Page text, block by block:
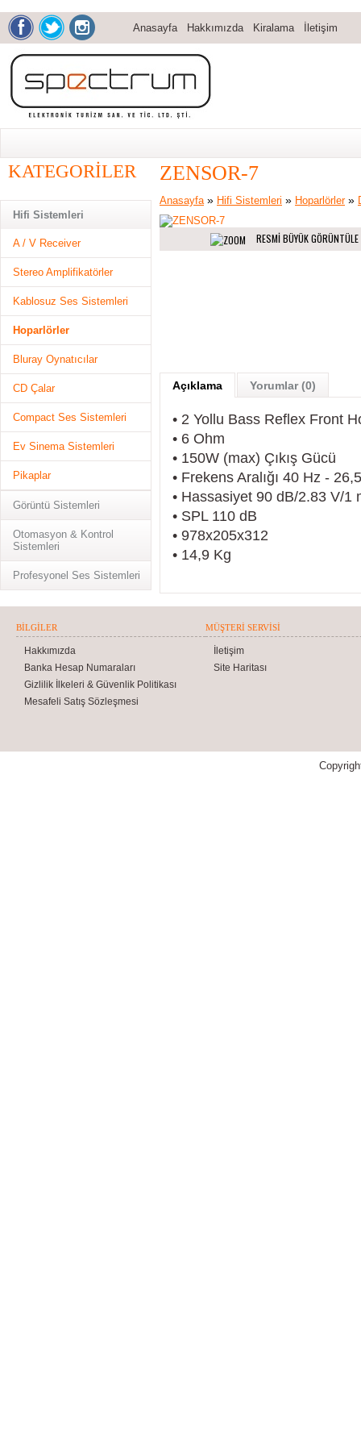
Anasayfa Hakkımızda Kiralama İletişim
KATEGORILER
Hifi Sistemleri
A / V Receiver
Stereo Amplifikatörler
Kablosuz Ses Sistemleri
Hoparlörler
Bluray Oynatıcılar
CD Çalar
Compact Ses Sistemleri
Ev Sinema Sistemleri
Pikaplar
Görüntü Sistemleri
Otomasyon & Kontrol
Sistemleri
Profesyonel Ses Sistemleri
ZENSOR-7
Anasayfa » Hifi Sistemleri » Hoparlörler »
RESMI BÜYÜK GÖRÜNTÜLE
Açıklama Yorumlar (0)
• 2 Yollu Bass Reflex Front
• 6 Ohm
• 150W (max) Çıkış Gücü
• Frekens Aralığı 40 Hz -
• Hassasiyet 90 dB/2.83 V/1
• SPL 110 dB
• 978x205x312
• 14,9 Kg
BILGILER
Hakkımızda
Banka Hesap Numaraları
Gizlilik İlkeleri & Güvenlik Politikası
Mesafeli Satış Sözleşmesi
MÜŞTERI SERVISI
İletişim
Site Haritası